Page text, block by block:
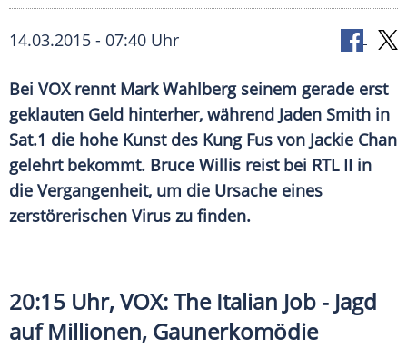
14.03.2015 - 07:40 Uhr
Bei VOX rennt Mark Wahlberg seinem gerade erst
geklauten Geld hinterher, während Jaden Smith in
Sat.1 die hohe Kunst des Kung Fus von Jackie Chan
gelehrt bekommt. Bruce Willis reist bei RTL II in
die Vergangenheit, um die Ursache eines
zerstörerischen Virus zu finden.
20:15 Uhr, VOX: The Italian Job - Jagd
auf Millionen, Gaunerkomödie